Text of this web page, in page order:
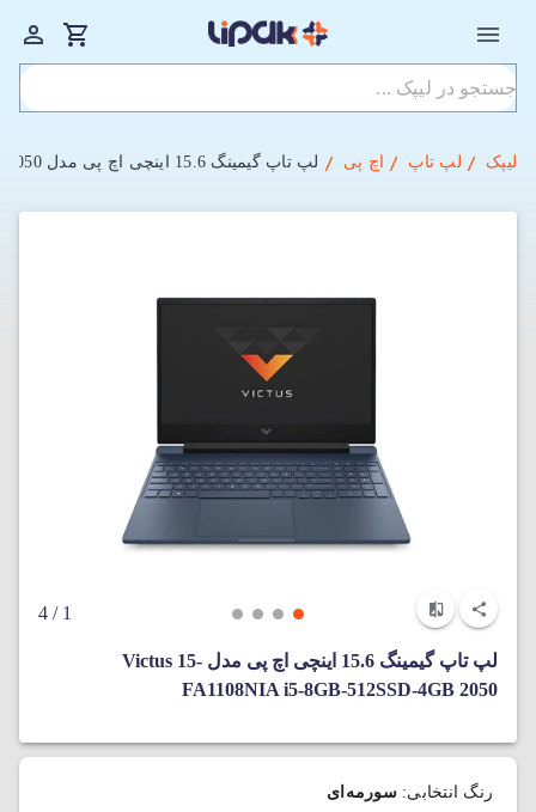
لیپک لپ تاپ اچ پی لپ تاپ گیمینگ 15.6 اینچی اچ پی مدل Victus 15-FA1108NIA i5-8GB-512SSD-4GB 2050
1
/ 4
لپ تاپ گیمینگ 15.6 اینچی اچ پی مدل Victus 15-
FA1108NIA i5-8GB-512SSD-4GB 2050
رنگ انتخابی:سورمه‌ای